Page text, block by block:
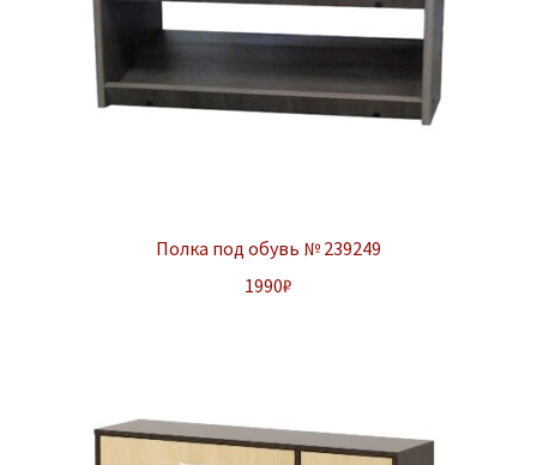
Полка под обувь № 239249
1990₽